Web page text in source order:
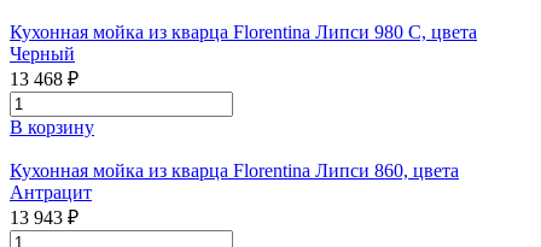
Кухонная мойка из кварца Florentina Липси 980 С, цвета
Черный
13 468 ₽
В корзину
Кухонная мойка из кварца Florentina Липси 860, цвета
Антрацит
13 943 ₽